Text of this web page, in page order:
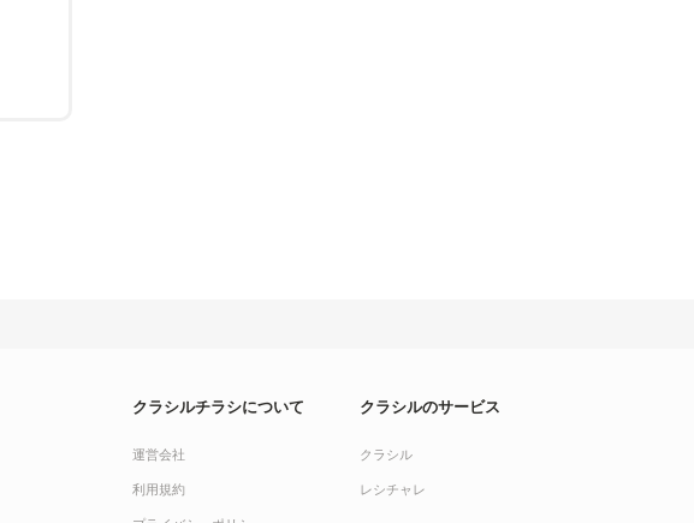
クラシルチラシについて
運営会社
利用規約
クラシルのサービス
クラシル
レシチャレ